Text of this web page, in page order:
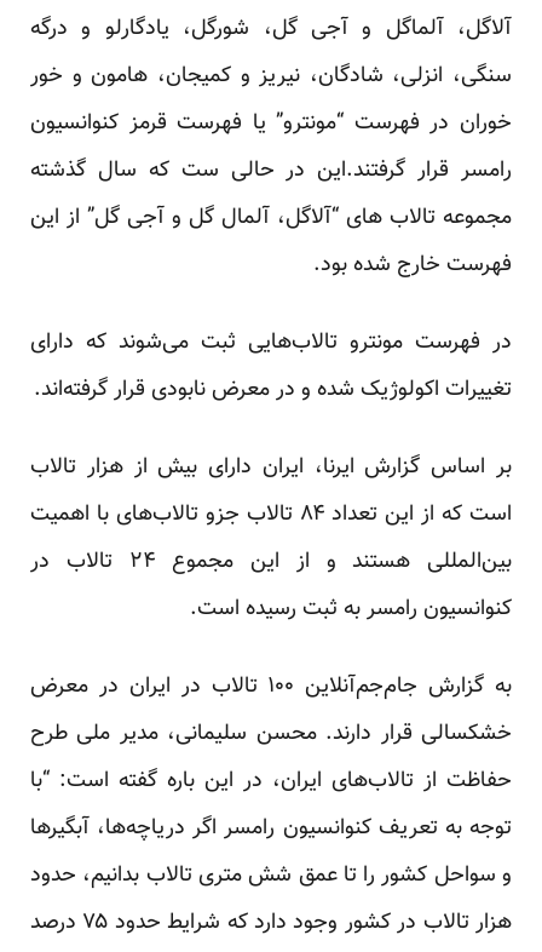
آلاگل، آلماگل و آجی گل، شورگل، یادگارلو و درگه
سنگی، انزلی، شادگان، نیریز و کمیجان، هامون و خور
خوران در فهرست “مونترو” یا فهرست قرمز کنوانسیون
رامسر قرار گرفتند.این در حالی ست که سال گذشته
مجموعه تالاب های “آلاگل، آلمال گل و آجی گل” از این
فهرست خارج شده بود.
در فهرست مونترو تالاب‌هایی ثبت می‌شوند که دارای
تغییرات اکولوژیک شده و در معرض نابودی قرار گرفته‌اند.
بر اساس گزارش ایرنا، ایران دارای بیش از هزار تالاب
است که از این تعداد ۸۴ تالاب جزو تالاب‌های با اهمیت
بین‌المللی هستند و از این مجموع ۲۴ تالاب در
کنوانسیون رامسر به ثبت رسیده است.
به گزارش جام‌جم‌آنلاین ۱۰۰ تالاب در ایران در معرض
خشکسالی قرار دارند. محسن سلیمانی، مدیر ملی طرح
حفاظت از تالاب‌های ایران، در این باره گفته است: “با
توجه به تعریف کنوانسیون رامسر اگر دریاچه‌ها، آبگیر‌ها
و سواحل کشور را تا عمق شش متری تالاب بدانیم، حدود
هزار تالاب در کشور وجود دارد که شرایط حدود ۷۵ درصد